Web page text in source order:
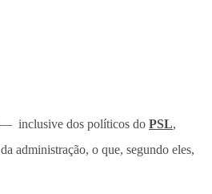
— inclusive dos políticos do PSL,
administração, o que, segundo eles,